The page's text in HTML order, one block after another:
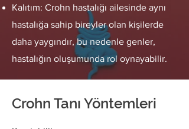
Kalıtım: Crohn hastalığı ailesinde aynı
hastalığa sahip bireyler olan kişilerde
daha yaygındır, bu nedenle genler,
hastalığın oluşumunda rol oynayabilir.
Crohn Tanı Yöntemleri